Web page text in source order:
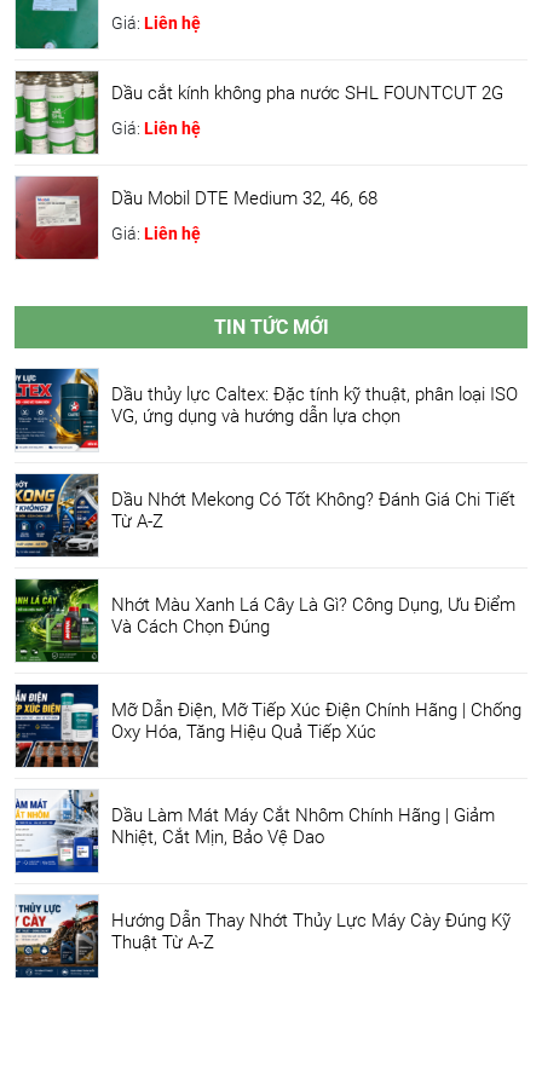
Giá: Liên hệ
Dầu cắt kính không pha nước SHL FOUNTCUT 2G
Giá: Liên hệ
Dầu Mobil DTE Medium 32, 46, 68
Giá: Liên hệ
TIN TỨC MỚI
Dầu thủy lực Caltex: Đặc tính kỹ thuật, phân loại ISO
VG, ứng dụng và hướng dẫn lựa chọn
Dầu Nhớt Mekong Có Tốt Không? Đánh Giá Chi Tiết
Từ A-Z
Nhớt Màu Xanh Lá Cây Là Gì? Công Dụng, Ưu Điểm
Và Cách Chọn Đúng
Mỡ Dẫn Điện, Mỡ Tiếp Xúc Điện Chính Hãng | Chống
Oxy Hóa, Tăng Hiệu Quả Tiếp Xúc
Dầu Làm Mát Máy Cắt Nhôm Chính Hãng | Giảm
Nhiệt, Cắt Mịn, Bảo Vệ Dao
Hướng Dẫn Thay Nhớt Thủy Lực Máy Cày Đúng Kỹ
Thuật Từ A-Z